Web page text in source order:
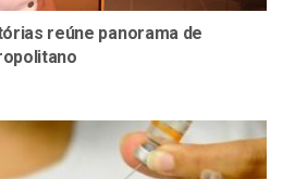
reúne panorama de